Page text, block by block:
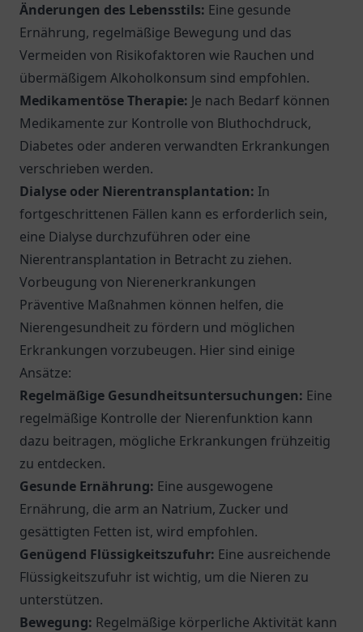
Änderungen des Lebensstils: Eine gesunde
Ernährung, regelmäßige Bewegung und das
Vermeiden von Risikofaktoren wie Rauchen und
übermäßigem Alkoholkonsum sind empfohlen.
Medikamentöse Therapie: Je nach Bedarf können
Medikamente zur Kontrolle von Bluthochdruck,
Diabetes oder anderen verwandten Erkrankungen
verschrieben werden.
Dialyse oder Nierentransplantation: In
fortgeschrittenen Fällen kann es erforderlich sein,
eine Dialyse durchzuführen oder eine
Nierentransplantation in Betracht zu ziehen.
Vorbeugung von Nierenerkrankungen
Präventive Maßnahmen können helfen, die
Nierengesundheit zu fördern und möglichen
Erkrankungen vorzubeugen. Hier sind einige
Ansätze:
Regelmäßige Gesundheitsuntersuchungen: Eine
regelmäßige Kontrolle der Nierenfunktion kann
dazu beitragen, mögliche Erkrankungen frühzeitig
zu entdecken.
Gesunde Ernährung: Eine ausgewogene
Ernährung, die arm an Natrium, Zucker und
gesättigten Fetten ist, wird empfohlen.
Genügend Flüssigkeitszufuhr: Eine ausreichende
Flüssigkeitszufuhr ist wichtig, um die Nieren zu
unterstützen.
Bewegung: Regelmäßige körperliche Aktivität kann